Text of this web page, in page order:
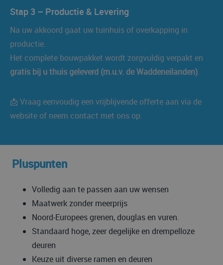
Stap 3 – Productie & Levering
Na uw akkoord gaat uw tuinhuis of overkapping in
productie.
Het complete bouwpakket wordt zorgvuldig verpakt en
gratis bij u thuis geleverd (m.u.v. de Waddeneilanden).
📩 Vraag eenvoudig een vrijblijvende offerte aan via de
website of neem contact met ons op.
Pluspunten
Volledig aan te passen aan uw wensen
Maatwerk zonder meerprijs
Noord-Europees grenen, douglas en vuren.
Standaard hoge, zeer degelijke en drempelloze
deuren
Keuze uit diverse ramen en deuren